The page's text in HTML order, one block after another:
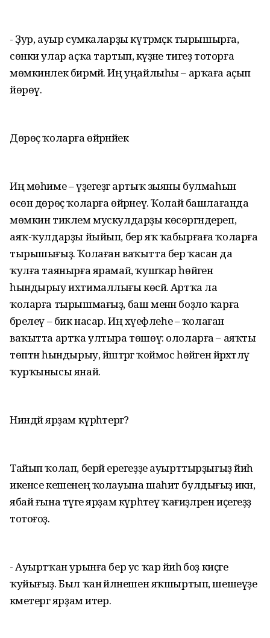
- Ҙур, ауыр сумкаларҙы күтәрмәҫкә тырышырға,
сөнки улар аҫҡа тартып, кәүҙәне тигеҙ тоторға
мөмкинлек бирмәй. Иң уңайлыһы – арҡаға аҫып
йөрөү.
Дөрөҫ ҡоларға өйрәнәйек
Иң мөһиме – үҙегеҙгә артыҡ зыяны булмаһын
өсөн дөрөҫ ҡоларға өйрәнеү. Ҡолай башлағанда
мөмкин тиклем мускулдарҙы көсөргәндереп,
аяҡ-ҡулдарҙы йыйып, бер яҡ ҡабырғаға ҡоларға
тырышығыҙ. Ҡолаған ваҡытта бер ҡасан да
ҡулға таянырға ярамай, ҡушҡар һөйәген
һындырыу ихтималлығы көсәйә. Артҡа ла
ҡоларға тырышмағыҙ, баш менән боҙло ҡарға
бәрелеү – бик насар. Иң хәүефлеһе – ҡолаған
ваҡытта артҡа ултыра төшөү: ололарға – аяҡты
төптән һындырыу, йәштәргә ҡоймос һөйәген йәрәхәтләү
ҡурҡынысы янай.
Ниндәй ярҙам күрһәтергә?
Тайып ҡолап, берәй ерегеҙҙе ауырттыр­ҙығыҙ йәиһә
икенсе кешенең ҡолауына шаһит булдығыҙ икән,
ябай ғына тәүге ярҙам күрһәтеү ҡағиҙәләрен иҫегеҙҙә
тотоғоҙ.
- Ауыртҡан урынға бер ус ҡар йәиһә боҙ киҫәге
ҡуйығыҙ. Был ҡан әйләнешен яҡшыртып, шешеүҙе
кәметергә ярҙам итер.